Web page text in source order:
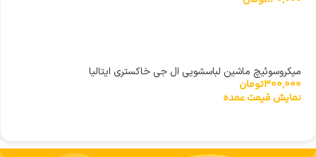
میکروسوئیچ ماشین لباسشویی ال جی خاکستری ایتالیا
300,000تومان
نمایش قیمت عمده